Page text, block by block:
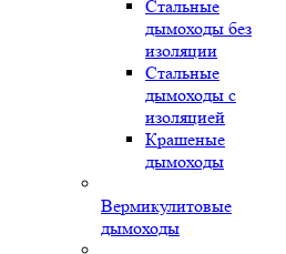
Стальные
дымоходы без
изоляции
Стальные
дымоходы с
изоляцией
Крашеные
дымоходы
Вермикулитовые
дымоходы